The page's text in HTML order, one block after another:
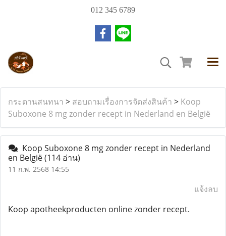
012 345 6789
กระดานสนทนา > สอบถามเรื่องการจัดส่งสินค้า > Koop
Suboxone 8 mg zonder recept in Nederland en België
Koop Suboxone 8 mg zonder recept in Nederland
en België(114 อ่าน)
11 ก.พ. 2568 14:55
แจ้งลบ
Koop apotheekproducten online zonder recept.